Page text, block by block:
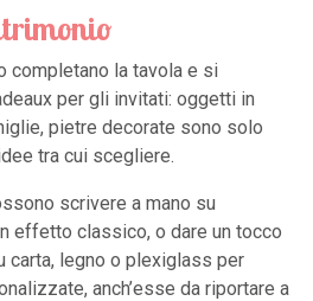
completano la tavola e si
per gli invitati: oggetti in
pietre decorate sono solo
tra cui scegliere.
scrivere a mano su
effetto classico, o dare un tocco
carta, legno o plexiglass per
anch’esse da riportare a